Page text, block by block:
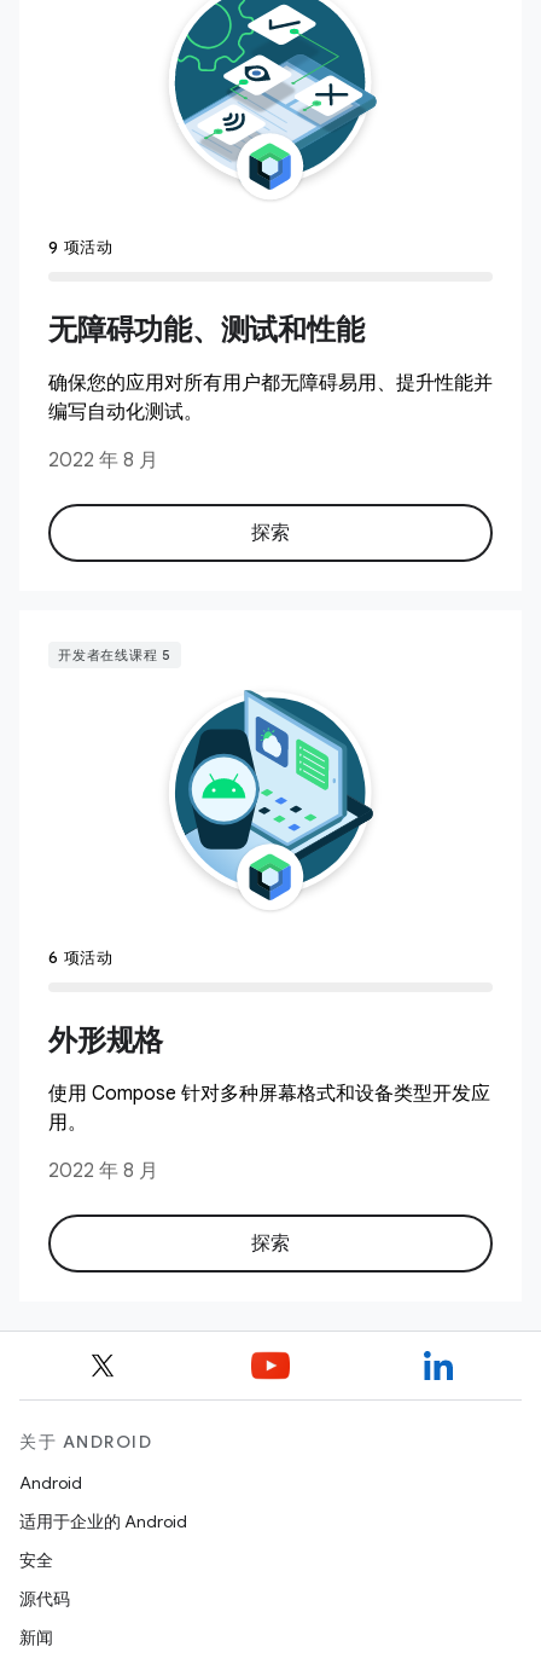
9 项活动
无障碍功能、测试和性能
确保您的应用对所有用户都无障碍易用、提升性能并
编写自动化测试。
2022 年 8 月
探索
开发者在线课程 5
6 项活动
外形规格
使用 Compose 针对多种屏幕格式和设备类型开发应
用。
2022 年 8 月
探索
关于 ANDROID
Android
适用于企业的 Android
安全
源代码
新闻